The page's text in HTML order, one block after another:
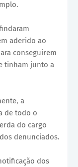
aderido ao
conseguirem
tinham junto a
a
de todo o
do cargo
denunciados.
dos